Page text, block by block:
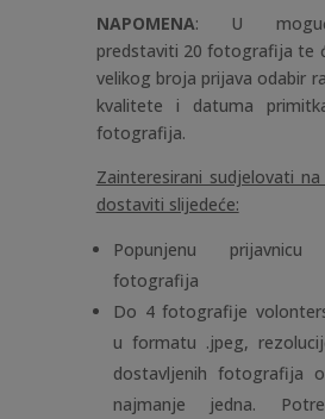
NAPOMENA: U
predstaviti 20 fotografija te
velikog broja prijava odabir
kvalitete i datuma
fotografija.
Zainteresirani sudjelovati
dostaviti slijedeće:
Popunjenu
fotografija
Do 4 fotografije
u formatu .jpeg,
dostavljenih fotografija
najmanje jedna.